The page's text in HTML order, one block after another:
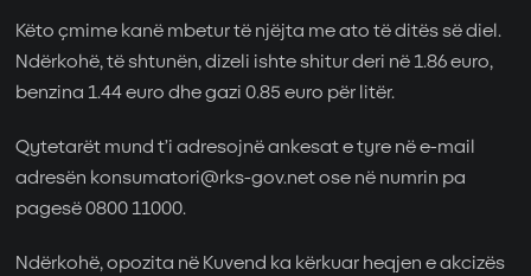
Këto çmime kanë mbetur të njëjta me ato të ditës së diel.
Ndërkohë, të shtunën, dizeli ishte shitur deri në 1.86 euro,
benzina 1.44 euro dhe gazi 0.85 euro për litër.
Qytetarët mund t’i adresojnë ankesat e tyre në e-mail
adresën konsumatori@rks-gov.net ose në numrin pa
pagesë 0800 11000.
Ndërkohë, opozita në Kuvend ka kërkuar heqjen e akcizës